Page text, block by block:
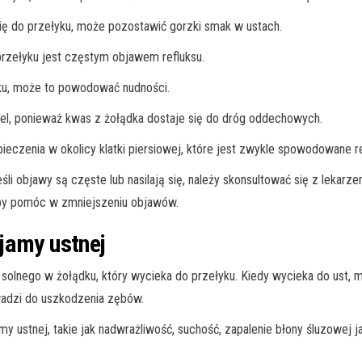
do przełyku, może pozostawić gorzki smak w ustach.
jest częstym objawem refluksu.
może to powodować nudności.
ponieważ kwas z żołądka dostaje się do dróg oddechowych.
w okolicy klatki piersiowej, które jest zwykle spowodowane
objawy są częste lub nasilają się, należy skonsultować się z
pomóc w zmniejszeniu objawów.
ustnej
w żołądku, który wycieka do przełyku. Kiedy wycieka do ust,
do uszkodzenia zębów.
ustnej, takie jak nadwrażliwość, suchość, zapalenie błony śluzowej